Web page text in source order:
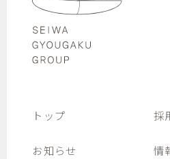
トップ
お知らせ
採
情